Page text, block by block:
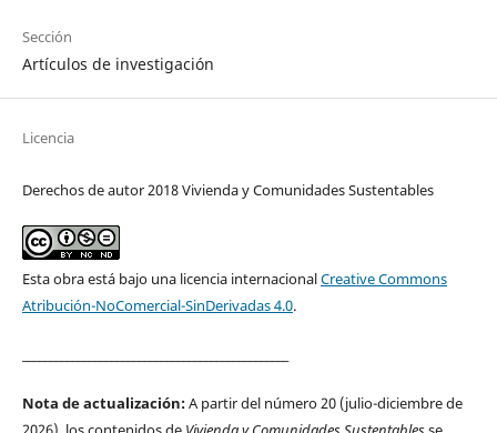
Sección
Artículos de investigación
Licencia
Derechos de autor 2018 Vivienda y Comunidades Sustentables
Esta obra está bajo una licencia internacionalCreative Commons
Atribución-NoComercial-SinDerivadas 4.0.
Nota de actualización:A partir del número 20 (julio-diciembre de